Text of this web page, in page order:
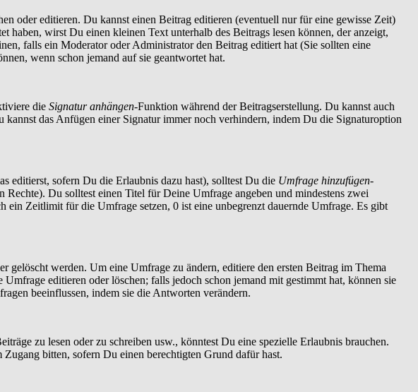
oder editieren. Du kannst einen Beitrag editieren (eventuell nur für eine gewisse Zeit)
wirst Du einen kleinen Text unterhalb des Beitrags lesen können, der anzeigt,
falls ein Moderator oder Administrator den Beitrag editiert hat (Sie sollten eine
wenn schon jemand auf sie geantwortet hat.
die Signatur anhängen-Funktion während der Beitragserstellung. Du kannst auch
das Anfügen einer Signatur immer noch verhindern, indem Du die Signaturoption
editierst, sofern Du die Erlaubnis dazu hast), solltest Du die Umfrage hinzufügen-
Du solltest einen Titel für Deine Umfrage angeben und mindestens zwei
ein Zeitlimit für die Umfrage setzen, 0 ist eine unbegrenzt dauernde Umfrage. Es gibt
werden. Um eine Umfrage zu ändern, editiere den ersten Beitrag im Thema
editieren oder löschen; falls jedoch schon jemand mit gestimmt hat, können sie
beeinflussen, indem sie die Antworten verändern.
zu lesen oder zu schreiben usw., könntest Du eine spezielle Erlaubnis brauchen.
bitten, sofern Du einen berechtigten Grund dafür hast.